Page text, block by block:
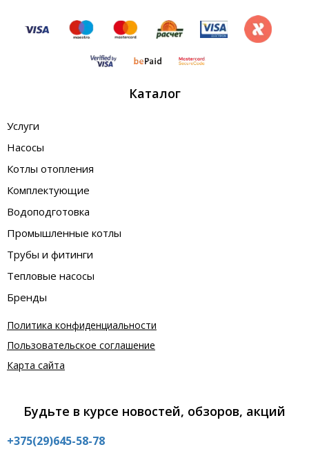
Каталог
Услуги
Насосы
Котлы отопления
Комплектующие
Водоподготовка
Промышленные котлы
Трубы и фитинги
Тепловые насосы
Бренды
Политика конфиденциальности
Пользовательское соглашение
Карта сайта
Будьте в курсе новостей, обзоров, акций
+375(29)645-58-78